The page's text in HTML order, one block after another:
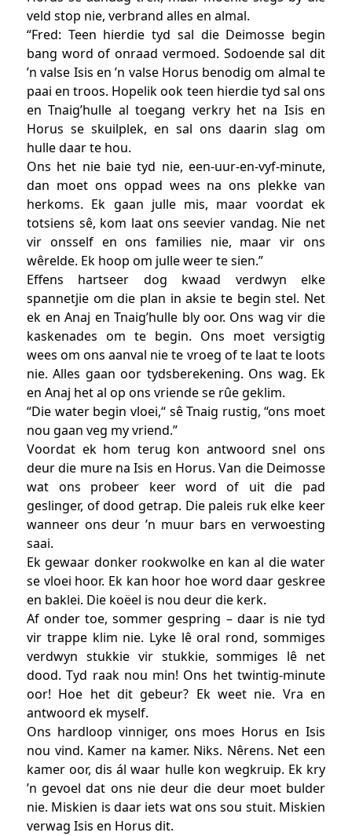
veld stop nie, verbrand alles en almal.
“Fred: Teen hierdie tyd sal die Deimosse begin
bang word of onraad vermoed. Sodoende sal dit
’n valse Isis en ’n valse Horus benodig om almal te
paai en troos. Hopelik ook teen hierdie tyd sal ons
en Tnaig’hulle al toegang verkry het na Isis en
Horus se skuilplek, en sal ons daarin slag om
hulle daar te hou.
Ons het nie baie tyd nie, een-uur-en-vyf-minute,
dan moet ons oppad wees na ons plekke van
herkoms. Ek gaan julle mis, maar voordat ek
totsiens sê, kom laat ons seevier vandag. Nie net
vir onsself en ons families nie, maar vir ons
wêrelde. Ek hoop om julle weer te sien.”
Effens hartseer dog kwaad verdwyn elke
spannetjie om die plan in aksie te begin stel. Net
ek en Anaj en Tnaig’hulle bly oor. Ons wag vir die
kaskenades om te begin. Ons moet versigtig
wees om ons aanval nie te vroeg of te laat te loots
nie. Alles gaan oor tydsberekening. Ons wag. Ek
en Anaj het al op ons vriende se rûe geklim.
“Die water begin vloei,“ sê Tnaig rustig, “ons moet
nou gaan veg my vriend.”
Voordat ek hom terug kon antwoord snel ons
deur die mure na Isis en Horus. Van die Deimosse
wat ons probeer keer word of uit die pad
geslinger, of dood getrap. Die paleis ruk elke keer
wanneer ons deur ’n muur bars en verwoesting
saai.
Ek gewaar donker rookwolke en kan al die water
se vloei hoor. Ek kan hoor hoe word daar geskree
en baklei. Die koëel is nou deur die kerk.
Af onder toe, sommer gespring – daar is nie tyd
vir trappe klim nie. Lyke lê oral rond, sommiges
verdwyn stukkie vir stukkie, sommiges lê net
dood. Tyd raak nou min! Ons het twintig-minute
oor! Hoe het dit gebeur? Ek weet nie. Vra en
antwoord ek myself.
Ons hardloop vinniger, ons moes Horus en Isis
nou vind. Kamer na kamer. Niks. Nêrens. Net een
kamer oor, dis ál waar hulle kon wegkruip. Ek kry
’n gevoel dat ons nie deur die deur moet bulder
nie. Miskien is daar iets wat ons sou stuit. Miskien
verwag Isis en Horus dit.